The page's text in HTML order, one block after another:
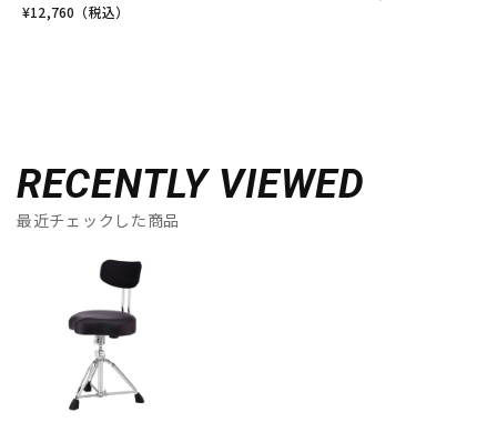
¥12,760 （税込）
RECENTLY VIEWED
最近チェックした商品